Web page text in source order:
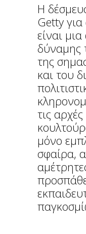
Η
Getty
είναι
δύναμης
της
και του
τις
μόνο
σφαίρα,